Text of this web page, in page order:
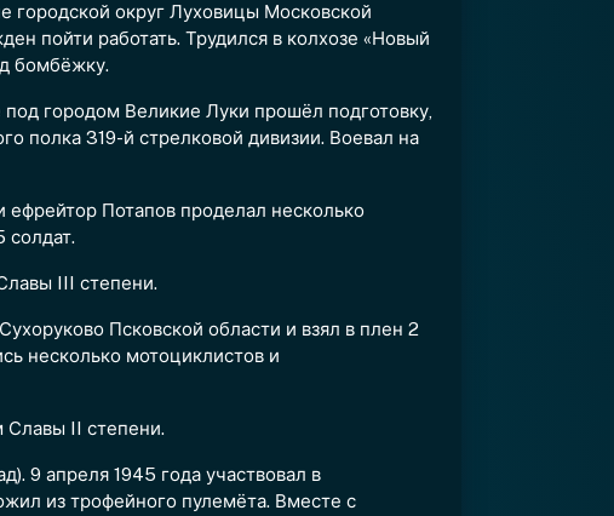
городской округ Луховицы Московской
пойти работать. Трудился в колхозе «Новый
бомбёжку.
городом Великие Луки прошёл подготовку,
полка 319-й стрелковой дивизии. Воевал на
ефрейтор Потапов проделал несколько
солдат.
III степени.
Псковской области и взял в плен 2
несколько мотоциклистов и
Славы II степени.
9 апреля 1945 года участвовал в
из трофейного пулемёта. Вместе с